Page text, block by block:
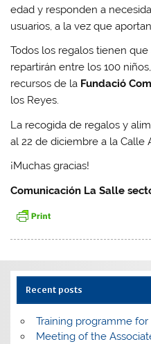
edad y responden a
usuarios, a la vez que
Todos los regalos tienen
repartirán entre los 100
recursos de la Fundació
los Reyes.
La recogida de regalos y
al 22 de diciembre a la Calle
¡Muchas gracias!
Comunicación La Salle
Recent posts
Training programme
Meeting of the